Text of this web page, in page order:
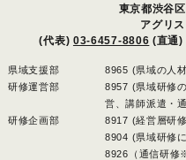
東京都渋谷
アグリ
(代表) 03-6457-8806 (直通)
県域支援部
8965 (県域の人
研修運営部
8957 (県域研修
営、講師派遣・
研修企画部
8917 (経営層研
8904 (県域研修
8926（通信研修